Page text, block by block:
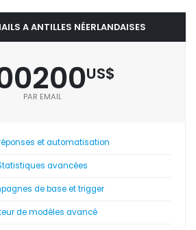
A ANTILLES NÉERLANDAISES
US$
PAR EMAIL
et automatisation
avancées
de base et trigger
de modèles avancé